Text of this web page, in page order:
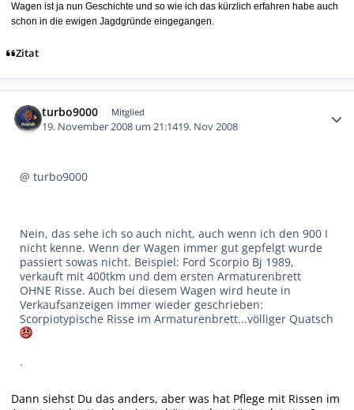
Wagen ist ja nun Geschichte und so wie ich das kürzlich erfahren habe auch
schon in die ewigen Jagdgründe eingegangen.
Zitat
turbo9000 Mitglied
19. November 2008 um 21:1419. Nov 2008
@ turbo9000
Nein, das sehe ich so auch nicht, auch wenn ich den 900 I
nicht kenne. Wenn der Wagen immer gut gepfelgt wurde
passiert sowas nicht. Beispiel: Ford Scorpio Bj 1989,
verkauft mit 400tkm und dem ersten Armaturenbrett
OHNE Risse. Auch bei diesem Wagen wird heute in
Verkaufsanzeigen immer wieder geschrieben:
Scorpiotypische Risse im Armaturenbrett...völliger Quatsch
.
Dann siehst Du das anders, aber was hat Pflege mit Rissen im